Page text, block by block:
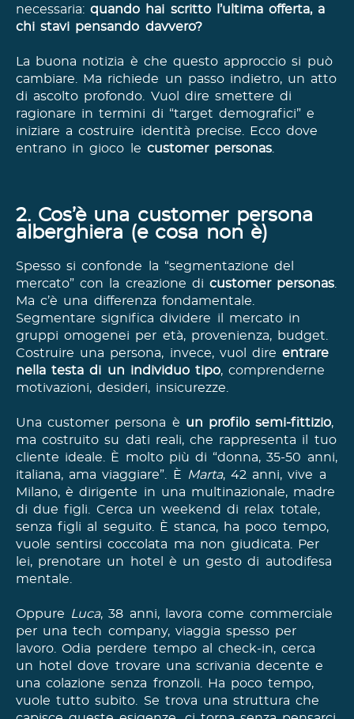
necessaria:quando hai scritto l’ultima offerta, a
chi stavi pensando davvero?
La buona notizia è che questo approccio si può
cambiare. Ma richiede un passo indietro, un atto
di ascolto profondo. Vuol dire smettere di
ragionare in termini di “target demografici” e
iniziare a costruire identità precise. Ecco dove
entrano in gioco le customer personas
2. Cos’è una customer persona
alberghiera (e cosa non è)
Spesso si confonde la “segmentazione del
mercato” con la creazione di customer personas.
Ma c’è una differenza fondamentale.
Segmentare significa dividere il mercato in
gruppi omogenei per età, provenienza, budget.
Costruire una persona, invece, vuol direentrare
nella testa di un individuo tipo, comprenderne
motivazioni, desideri, insicurezze.
Una customer persona è un profilo semi-fittizio,
ma costruito su dati reali, che rappresenta il tuo
cliente ideale. È molto più di “donna, 35-50 anni,
italiana, ama viaggiare”. È
Marta, 42 anni, vive a
Milano, è dirigente in una multinazionale, madre
di due figli. Cerca un weekend di relax totale,
senza figli al seguito. È stanca, ha poco tempo,
vuole sentirsi coccolata ma non giudicata. Per
lei, prenotare un hotel è un gesto di autodifesa
mentale.
Oppure Luca, 38 anni, lavora come commerciale
per una tech company, viaggia spesso per
lavoro. Odia perdere tempo al check-in, cerca
un hotel dove trovare una scrivania decente e
una colazione senza fronzoli. Ha poco tempo,
vuole tutto subito. Se trova una struttura che